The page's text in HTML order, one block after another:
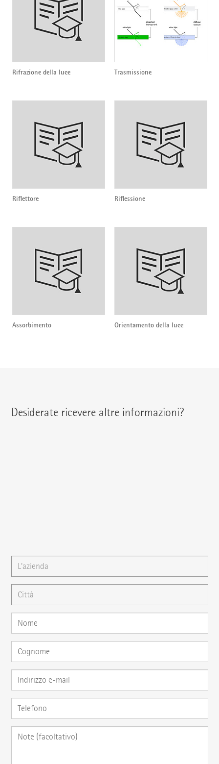
Rifrazione della luce Trasmissione
Riflettore Riflessione
Assorbimento Orientamento della luce
Desiderate ricevere altre informazioni?